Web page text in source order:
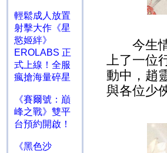
輕鬆成人放置
射擊大作《星
慾姬絆》
EROLABS 正
式上線！全服
瘋搶海量碎星
《賽爾號：巔
峰之戰》雙平
台預約開啟！
《黑色沙
今生情
上了一位
動中，趙
與各位少